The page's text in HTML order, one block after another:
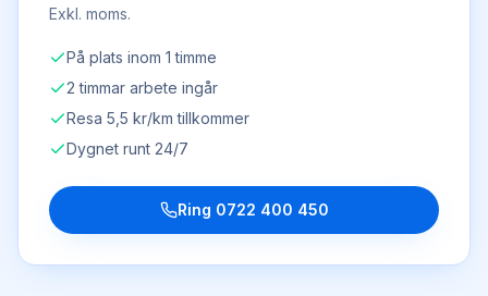
Exkl. moms.
På plats inom 1 timme
2 timmar arbete ingår
Resa 5,5 kr/km tillkommer
Dygnet runt 24/7
Ring 0722 400 450